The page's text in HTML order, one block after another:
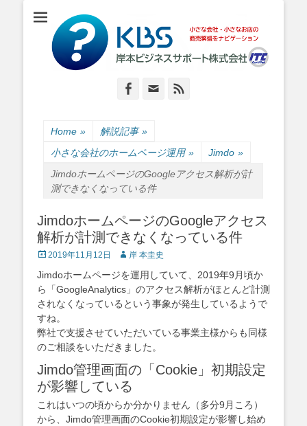
岸本ビジネスサポ
ート株式会社
小さな会社・小さなお店のIT経営をナビゲーション
Facebook
Email
Home » 解説記事 »
小さな会社のホームページ運用 » Jimdo »
JimdoホームページのGoogleアクセス解析が計
測できなくなっている件
JimdoホームページのGoogleアクセス
解析が計測できなくなっている件
Posted
2019年11月12日 Author
岸 本圭史
Jimdoホームページを運用していて、2019年9月頃か
ら「GoogleAnalytics」のアクセス解析がほとんど計測
されなくなっているという事象が発生しているようで
すね。
弊社で支援させていただいている事業主様からも同様
のご相談をいただきました。
Jimdo管理画面の「Cookie」初期設定
が影響している
これはいつの頃からか分かりません（多分9月ころ）
から、Jimdo管理画面のCookie初期設定が影響し始め